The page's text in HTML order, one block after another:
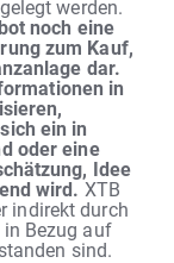
werden.
noch eine
zum Kauf,
dar.
in
ein in
oder eine
Idee
wird. XTB
indirekt durch
Bezug auf
sind.